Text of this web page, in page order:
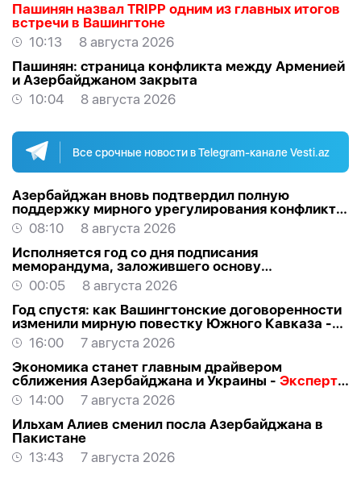
Пашинян назвал TRIPP одним из главных итогов
встречи в Вашингтоне
10:13
8 августа 2026
Пашинян: cтраница конфликта между Арменией
и Азербайджаном закрыта
10:04
8 августа 2026
Все срочные новости в Telegram-канале Vesti.az
Азербайджан вновь подтвердил полную
поддержку мирного урегулирования конфликта
в Грузии
08:10
8 августа 2026
Исполняется год со дня подписания
меморандума, заложившего основу
стратегического партнерства Азербайджана и
США00:05
8 августа 2026
Год спустя: как Вашингтонские договоренности
изменили мирную повестку Южного Кавказа -
ВЗГЛЯД
16:00
7 августа 2026
Экономика станет главным драйвером
сближения Азербайджана и Украины - Эксперт о
визите Байрамова в Киев
14:00
7 августа 2026
Ильхам Алиев сменил посла Азербайджана в
Пакистане
13:43
7 августа 2026